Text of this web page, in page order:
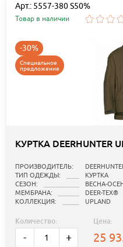
Арт.: 5557-380 S50%
Товар в наличии
-30%
Специальное
предложение
КУРТКА DEERHUNTER
ПРОИЗВОДИТЕЛЬ:
ТИП ОДЕЖДЫ:
КУРТКА
СЕЗОН:
ВЕСНА-
МЕМБРАНА:
DEER-TEX®
КОЛЛЕКЦИЯ:
UPLAND
Количество:
- +
Цена:
25